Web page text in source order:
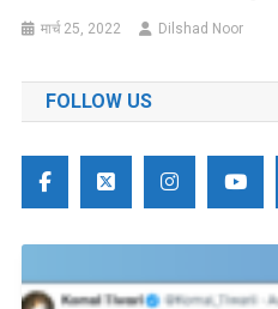
मार्च 25, 2022 Dilshad Noor
FOLLOW US